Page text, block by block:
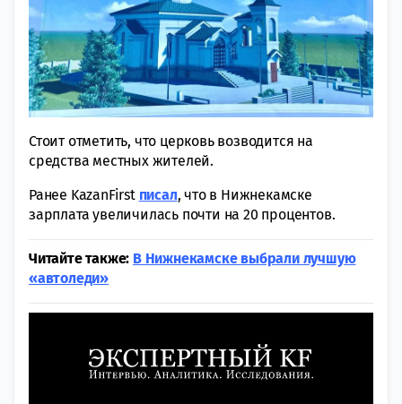
Стоит отметить, что церковь возводится на
средства местных жителей.
Ранее KazanFirst писал, что в Нижнекамске
зарплата увеличилась почти на 20 процентов.
Читайте также: В Нижнекамске выбрали лучшую
«автоледи»